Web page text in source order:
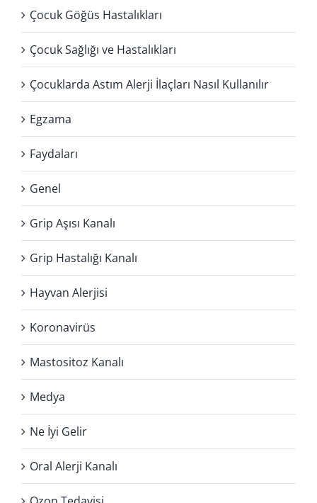
Çocuk Göğüs Hastalıkları
Çocuk Sağlığı ve Hastalıkları
Çocuklarda Astım Alerji İlaçları Nasıl Kullanılır
Egzama
Faydaları
Genel
Grip Aşısı Kanalı
Grip Hastalığı Kanalı
Hayvan Alerjisi
Koronavirüs
Mastositoz Kanalı
Medya
Ne İyi Gelir
Oral Alerji Kanalı